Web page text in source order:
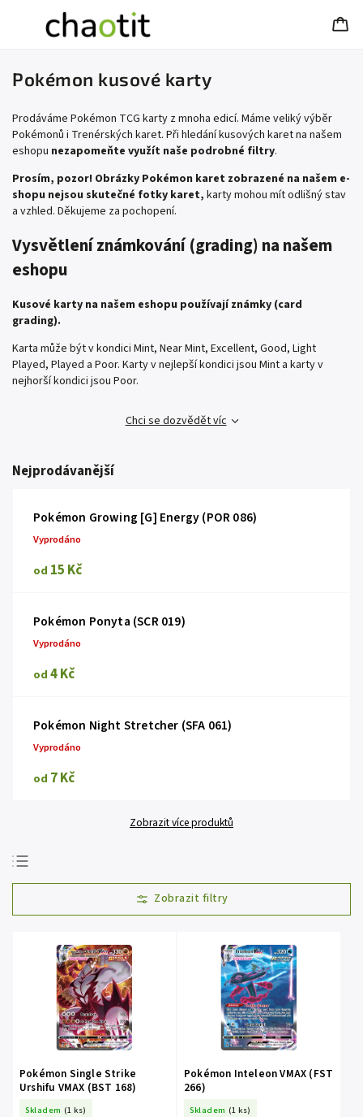
Pokémon kusové karty
Prodáváme Pokémon TCG karty z mnoha edicí. Máme veliký výběr
Pokémonů i Trenérských karet. Při hledání kusových karet na našem
eshopu nezapomeňte využít naše podrobné filtry.
Prosím, pozor! Obrázky Pokémon karet zobrazené na našem e-
shopu nejsou skutečné fotky karet, karty mohou mít odlišný stav
a vzhled. Děkujeme za pochopení.
Vysvětlení známkování (grading) na našem
eshopu
Kusové karty na našem eshopu používají známky (card
grading).
Karta může být v kondici Mint, Near Mint, Excellent, Good, Light
Played, Played a Poor. Karty v nejlepší kondici jsou Mint a karty v
nejhorší kondici jsou Poor.
Chci se dozvědět víc
Nejprodávanější
Pokémon Growing [G] Energy (POR 086)
Vyprodáno
od 15 Kč
Pokémon Ponyta (SCR 019)
Vyprodáno
od 4 Kč
Pokémon Night Stretcher (SFA 061)
Vyprodáno
od 7 Kč
Zobrazit více produktů
Doporučujeme
Nejlevnější
Nejprodávanější
Abecedně
Pokémon Single Strike
Urshifu VMAX (BST 168)
Skladem (1 ks)
Pokémon Inteleon VMAX (FST
266)
Skladem (1 ks)